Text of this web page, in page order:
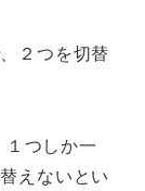
２つを切替
１つしか一
えないとい